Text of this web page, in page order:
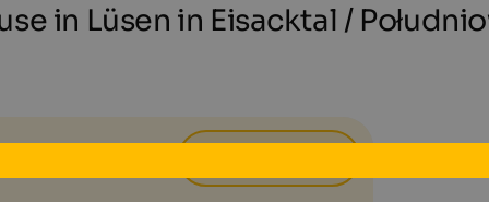
in Lüsen in Eisacktal /